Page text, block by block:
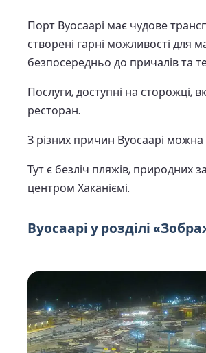
Порт Вуосаарі має чудове
створені гарні можливості для
безпосередньо до причалів та
Послуги, доступні на сторожці,
ресторан.
З різних причин Вуосаарі
Тут є безліч пляжів, природних
центром Хаканіємі.
Вуосаарі у розділі